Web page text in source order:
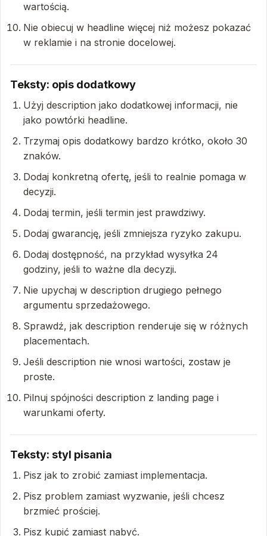
wartością.
Nie obiecuj w headline więcej niż możesz pokazać
w reklamie i na stronie docelowej.
Teksty: opis dodatkowy
Użyj description jako dodatkowej informacji, nie
jako powtórki headline.
Trzymaj opis dodatkowy bardzo krótko, około 30
znaków.
Dodaj konkretną ofertę, jeśli to realnie pomaga w
decyzji.
Dodaj termin, jeśli termin jest prawdziwy.
Dodaj gwarancję, jeśli zmniejsza ryzyko zakupu.
Dodaj dostępność, na przykład wysyłka 24
godziny, jeśli to ważne dla decyzji.
Nie upychaj w description drugiego pełnego
argumentu sprzedażowego.
Sprawdź, jak description renderuje się w różnych
placementach.
Jeśli description nie wnosi wartości, zostaw je
proste.
Pilnuj spójności description z landing page i
warunkami oferty.
Teksty: styl pisania
Pisz jak to zrobić zamiast implementacja.
Pisz problem zamiast wyzwanie, jeśli chcesz
brzmieć prościej.
Pisz kupić zamiast nabyć.